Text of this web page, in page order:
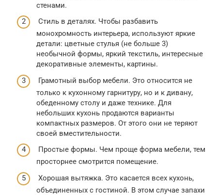
стенами.
Стиль в деталях. Чтобы разбавить
монохромность интерьера, используют яркие
детали: цветные стулья (не больше 3)
необычной формы, яркий текстиль, интересные
декоративные элементы, картины.
Грамотный выбор мебели. Это относится не
только к кухонному гарнитуру, но и к дивану,
обеденному столу и даже технике. Для
небольших кухонь продаются варианты
компактных размеров. От этого они не теряют
своей вместительности.
Простые формы. Чем проще форма мебели, тем
просторнее смотрится помещение.
Хорошая вытяжка. Это касается всех кухонь,
объединенных с гостиной. В этом случае запахи